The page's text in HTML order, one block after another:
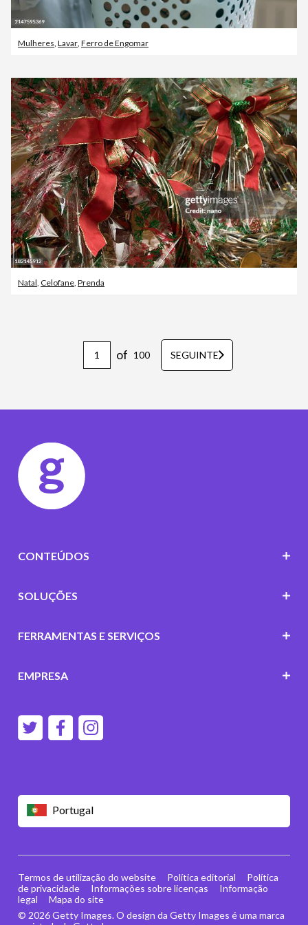
Mulheres Lavar Ferro de Engomar
Natal Celofane Prenda
of 100 SEGUINTE
Portugal
CONTEÚDOS
SOLUÇÕES
FERRAMENTAS E SERVIÇOS
EMPRESA
© 2026 Getty Images. O design da Getty Images é uma marca
Termos de utilização do website Política editorial
Política
de privacidade
Informações sobre licenças
Informação
legal
Mapa do site